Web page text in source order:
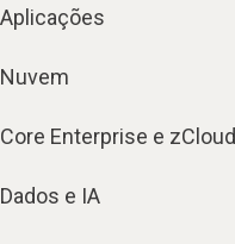
Aplicações
Nuvem
Core Enterprise e zCloud
Dados e IA